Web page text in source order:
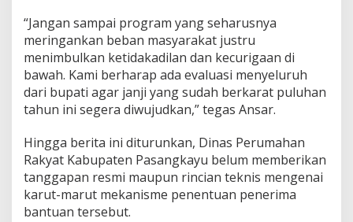
“Jangan sampai program yang seharusnya
meringankan beban masyarakat justru
menimbulkan ketidakadilan dan kecurigaan di
bawah. Kami berharap ada evaluasi menyeluruh
dari bupati agar janji yang sudah berkarat puluhan
tahun ini segera diwujudkan,” tegas Ansar.
Hingga berita ini diturunkan, Dinas Perumahan
Rakyat Kabupaten Pasangkayu belum memberikan
tanggapan resmi maupun rincian teknis mengenai
karut-marut mekanisme penentuan penerima
bantuan tersebut.